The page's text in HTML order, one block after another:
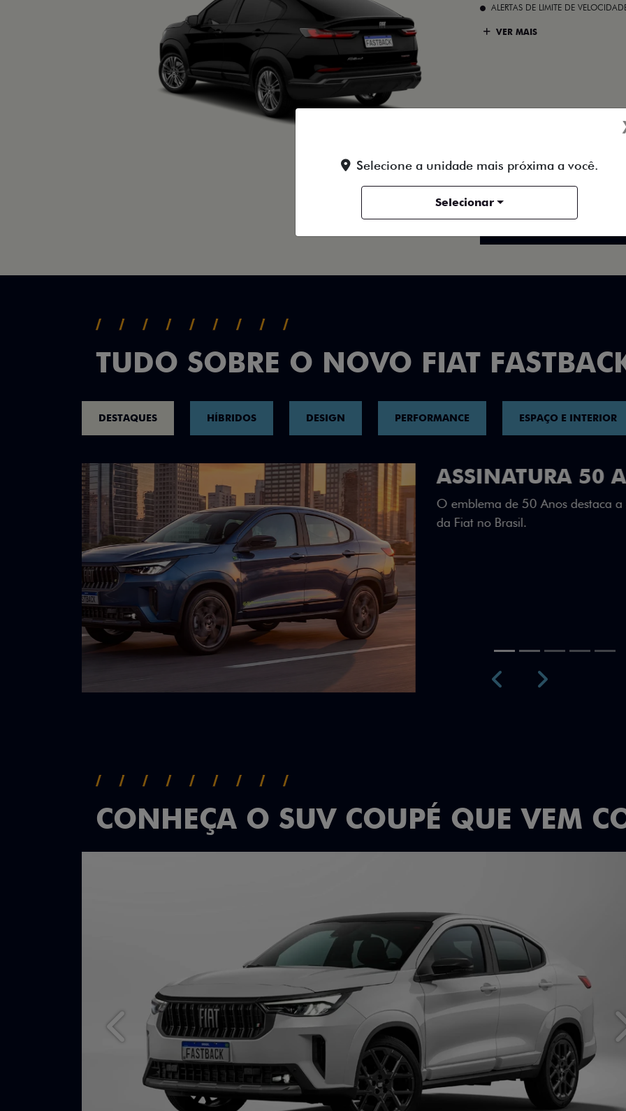
ALERTAS DE LIMITE DE
VER MAIS
FICHA TÉCNICA
TUDO SOBRE O NOVO FIAT
DESTAQUES HÍBRIDOS DESIGN PERFORMANCE ESPAÇO E INTERIOR
DESIGN QUE
Teto bicolor, adesivos
uma identidade visual
PreviousNext
CONHEÇA O SUV COUPÉ QUE VEM
Anterior
Selecione a unidade mais próxima a você.
Selecionar